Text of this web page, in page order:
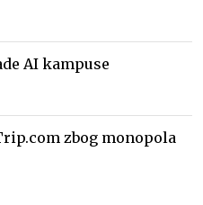
AI kampuse
zbog monopola